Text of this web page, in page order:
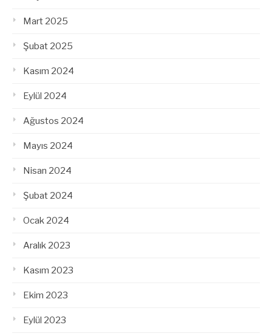
Mart 2025
Şubat 2025
Kasım 2024
Eylül 2024
Ağustos 2024
Mayıs 2024
Nisan 2024
Şubat 2024
Ocak 2024
Aralık 2023
Kasım 2023
Ekim 2023
Eylül 2023